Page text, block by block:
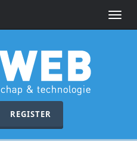
Toggle
REGISTER